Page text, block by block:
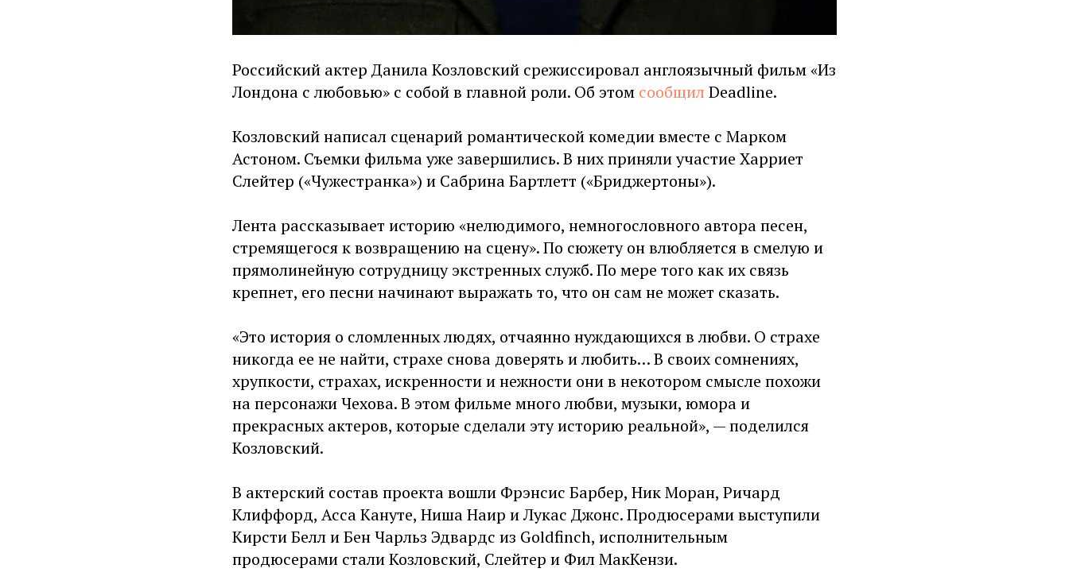
Российский актер Данила Козловский срежиссировал англоязычный фильм «Из
Лондона с любовью» с собой в главной роли. Об этом сообщил Deadline.
Козловский написал сценарий романтической комедии вместе с Марком
Астоном. Съемки фильма уже завершились. В них приняли участие Харриет
Слейтер («Чужестранка») и Сабрина Бартлетт («Бриджертоны»).
Лента рассказывает историю «нелюдимого, немногословного автора песен,
стремящегося к возвращению на сцену». По сюжету он влюбляется в смелую и
прямолинейную сотрудницу экстренных служб. По мере того как их связь
крепнет, его песни начинают выражать то, что он сам не может сказать.
«Это история о сломленных людях, отчаянно нуждающихся в любви. О страхе
никогда ее не найти, страхе снова доверять и любить… В своих сомнениях,
хрупкости, страхах, искренности и нежности они в некотором смысле похожи
на персонажи Чехова. В этом фильме много любви, музыки, юмора и
прекрасных актеров, которые сделали эту историю реальной», — поделился
Козловский.
В актерский состав проекта вошли Фрэнсис Барбер, Ник Моран, Ричард
Клиффорд, Асса Кануте, Ниша Наир и Лукас Джонс. Продюсерами выступили
Кирсти Белл и Бен Чарльз Эдвардс из Goldfinch, исполнительным
продюсерами стали Козловский, Слейтер и Фил МакКензи.